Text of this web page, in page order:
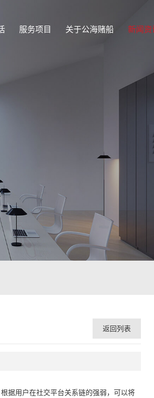
服务项目 关于公海赌船 新闻资
返回列表
据用户在社交平台关系链的强弱，可以将